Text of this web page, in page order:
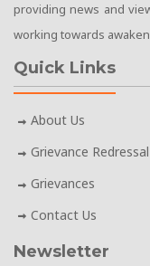
providing news and
working towards
Quick Links
About Us
Grievance
Grievances
Contact Us
Newsletter